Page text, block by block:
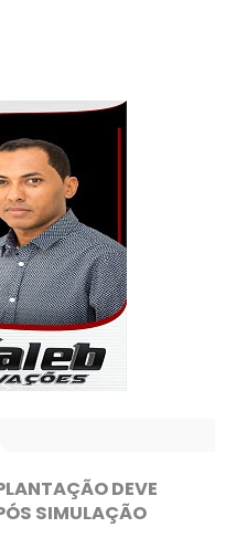
DEVE
SIMULAÇÃO